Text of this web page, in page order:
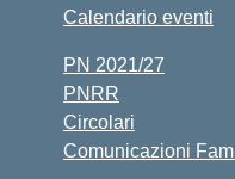
Calendario eventi
PN 2021/27
PNRR
Circolari
Comunicazioni